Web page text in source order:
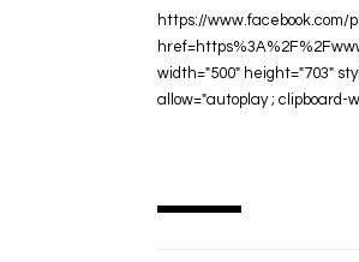
https://www.facebook.com/
width="500" height="703"
allow="autoplay ;